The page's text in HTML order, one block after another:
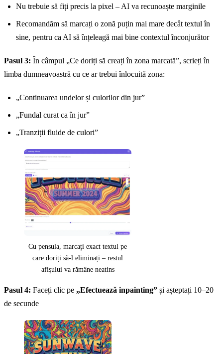
Nu trebuie să fiți precis la pixel – AI va recunoaște marginile
Recomandăm să marcați o zonă puțin mai mare decât textul în
sine, pentru ca AI să înțeleagă mai bine contextul înconjurător
Pasul 3: În câmpul „Ce doriți să creați în zona marcată”, scrieți în
limba dumneavoastră cu ce ar trebui înlocuită zona:
„Continuarea undelor și culorilor din jur”
„Fundal curat ca în jur”
„Tranziții fluide de culori”
Cu pensula, marcați exact textul pe
care doriți să-l eliminați – restul
afișului va rămâne neatins
Pasul 4: Faceți clic pe „Efectuează inpainting” și așteptați 10–20
de secunde